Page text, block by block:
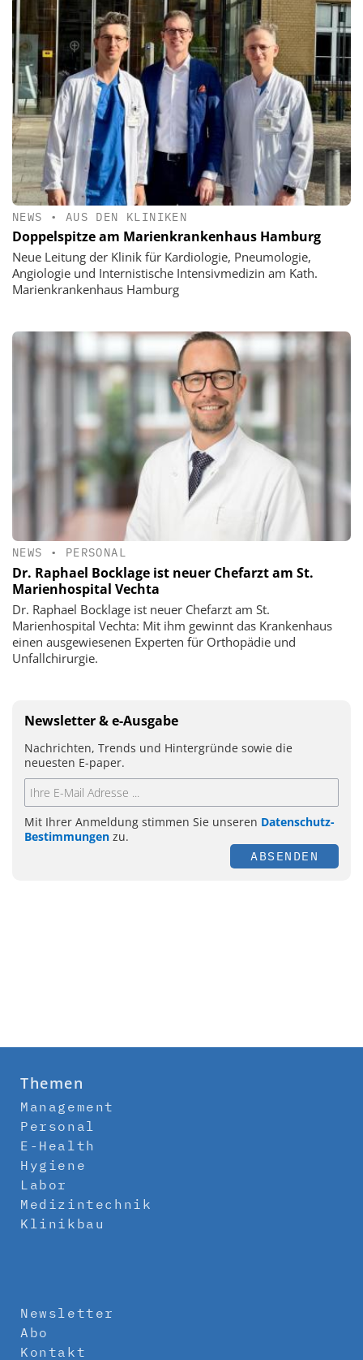
NEWS • AUS DEN KLINIKEN
Doppelspitze am Marienkrankenhaus Hamburg
Neue Leitung der Klinik für Kardiologie, Pneumologie,
Angiologie und Internistische Intensivmedizin am Kath.
Marienkrankenhaus Hamburg
NEWS • PERSONAL
Dr. Raphael Bocklage ist neuer Chefarzt am St.
Marienhospital Vechta
Dr. Raphael Bocklage ist neuer Chefarzt am St.
Marienhospital Vechta: Mit ihm gewinnt das Krankenhaus
einen ausgewiesenen Experten für Orthopädie und
Unfallchirurgie.
Newsletter & e-Ausgabe
Nachrichten, Trends und Hintergründe sowie die
neuesten E-paper.
Mit Ihrer Anmeldung stimmen Sie unseren Datenschutz-
Bestimmungen zu.
ABSENDEN
Themen
Management
Personal
E-Health
Hygiene
Labor
Medizintechnik
Klinikbau
Newsletter
Abo
Kontakt